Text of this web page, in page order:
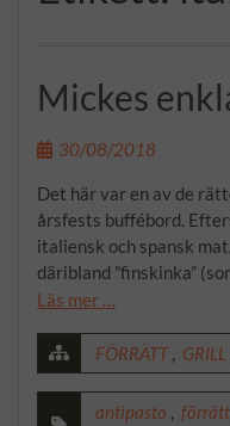
Mickes
30/08/2018
Det här var en av de
årsfests buffébord.
italiensk och spansk
däribland ”finskinka”
Läs mer …
FÖRRÄTT , GRILL
antipasto , förrätt